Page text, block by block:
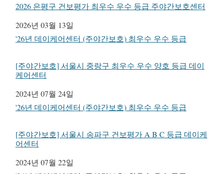
2026 은평구 건보평가 최우수 우수 등급 주야간보호센터
일자
2026년 03월 13일
관련 항목
'26년 데이케어센터 (주야간보호) 최우수 우수 등급
[주야간보호] 서울시 중랑구 최우수 우수 양호 등급 데이
케어센터
일자
2024년 07월 24일
관련 항목
'26년 데이케어센터 (주야간보호) 최우수 우수 등급
[주야간보호] 서울시 송파구 건보평가 A B C 등급 데이케
어센터
일자
2024년 07월 22일